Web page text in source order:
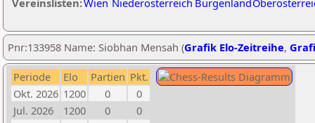
Vereinslisten:Wien Niederösterreich Burgenland
Pnr:133958 Name: Siobhan Mensah (Grafik Elo-Zeitreihe,
Periode Elo Partien Pkt.
Okt. 2026 1200 0
0
Jul. 2026
1200 0
0